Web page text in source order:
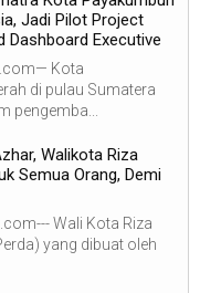
Jadi Pilot Project
Dashboard Executive
Kota
di pulau Sumatera
pengemba...
Walikota Riza
Semua Orang, Demi
Wali Kota Riza
yang dibuat oleh